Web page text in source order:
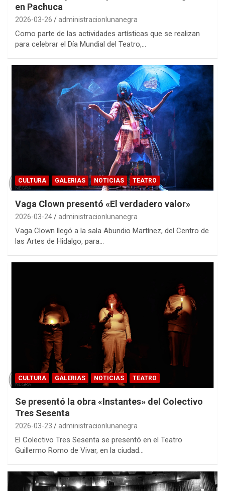
en Pachuca
2026-03-26 administracionlunanegra
Como parte de las actividades artísticas que se realizan
para celebrar el Día Mundial del Teatro,…
CULTURA GALERIAS NOTICIAS TEATRO
Vaga Clown presentó «El verdadero valor»
2026-03-24 administracionlunanegra
Vaga Clown llegó a la sala Abundio Martínez, del Centro de
las Artes de Hidalgo, para…
CULTURA GALERIAS NOTICIAS TEATRO
Se presentó la obra «Instantes» del Colectivo
Tres Sesenta
2026-03-23 administracionlunanegra
El Colectivo Tres Sesenta se presentó en el Teatro
Guillermo Romo de Vivar, en la ciudad…